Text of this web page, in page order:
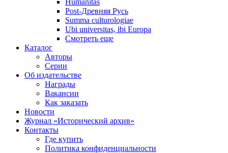
Humanitas
Post-Древняя Русь
Summa culturologiae
Ubi universitas, ibi Europa
Смотреть еще
Каталог
Авторы
Серии
Об издательстве
Награды
Вакансии
Как заказать
Новости
Журнал «Исторический архив»‎
Контакты
Где купить
Политика конфиденциальности